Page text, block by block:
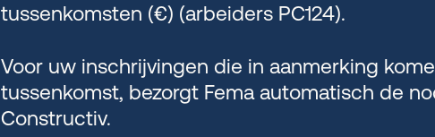
tussenkomsten (€) (arbeiders PC124).
Voor uw inschrijvingen die in aanmerking
tussenkomst, bezorgt Fema automatisch de
Constructiv.